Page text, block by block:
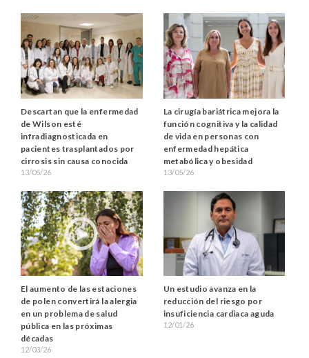
Descartan que la enfermedad
de Wilson esté
infradiagnosticada en
pacientes trasplantados por
cirrosis sin causa conocida
13/05/26
La cirugía bariátrica mejora la
función cognitiva y la calidad
de vida en personas con
enfermedad hepática
metabólica y obesidad
13/05/26
El aumento de las estaciones
de polen convertirá la alergia
en un problema de salud
pública en las próximas
décadas
12/03/26
Un estudio avanza en la
reducción del riesgo por
insuficiencia cardiaca aguda
12/01/26